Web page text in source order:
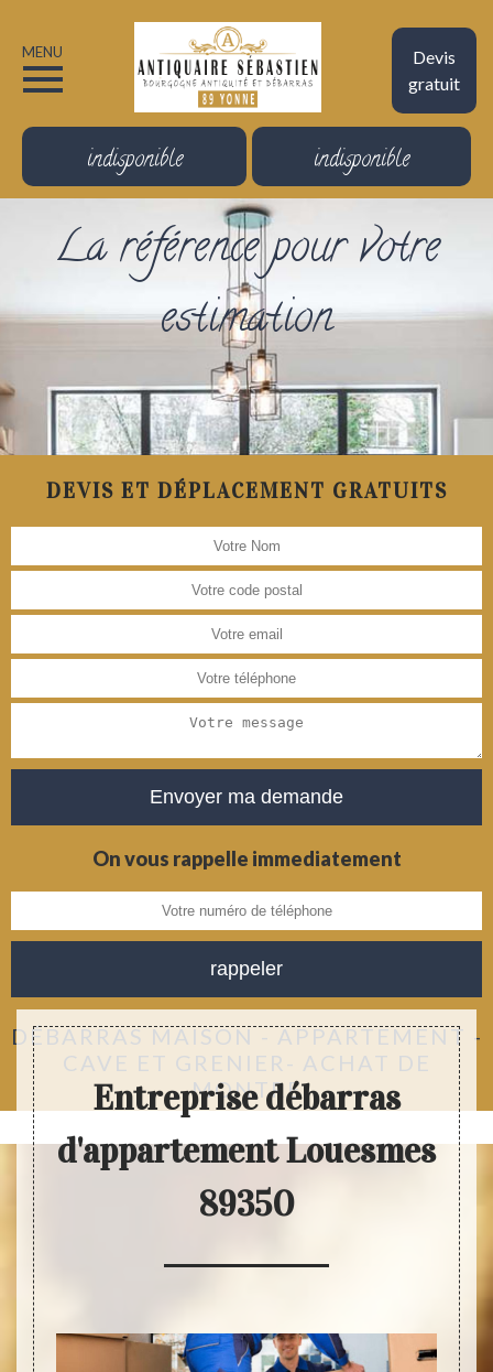
Devis
gratuit
MENU
indisponible indisponible
La référence pour votre
estimation
DEVIS ET DÉPLACEMENT GRATUITS
On vous rappelle immediatement
DÉBARRAS MAISON - APPARTEMENT -
CAVE ET GRENIER- ACHAT DE
MONTRE
Entreprise débarras
d'appartement Louesmes
89350